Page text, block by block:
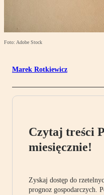
Foto: Adobe Stock
Marek Rotkiewicz
Czytaj treści
miesięcznie!
Zyskaj dostęp do
prognoz gospodarczych.